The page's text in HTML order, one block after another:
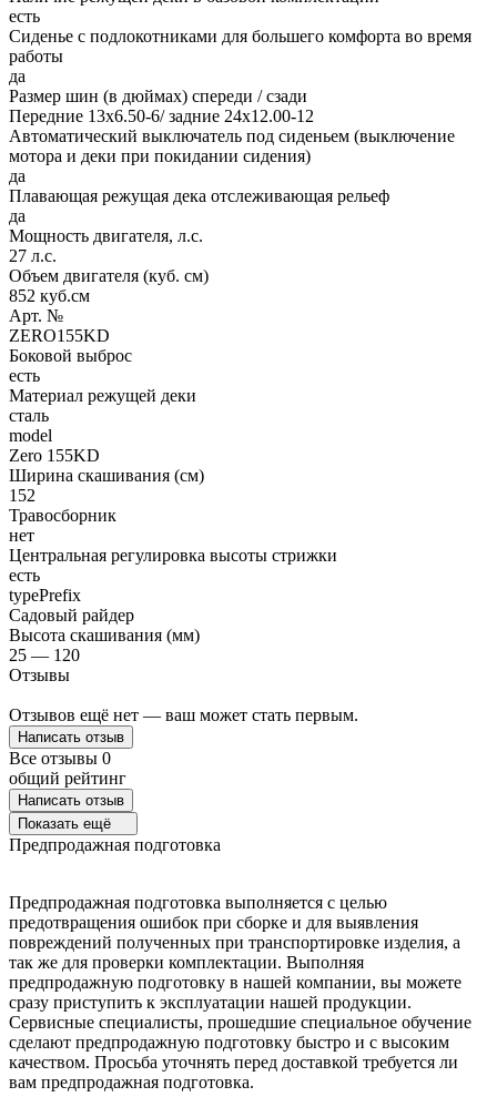
есть
Сиденье с подлокотниками для большего комфорта во время
работы
да
Размер шин (в дюймах) спереди / сзади
Передние 13х6.50-6/ задние 24х12.00-12
Автоматический выключатель под сиденьем (выключение
мотора и деки при покидании сидения)
да
Плавающая режущая дека отслеживающая рельеф
да
Мощность двигателя, л.с.
27 л.с.
Объем двигателя (куб. см)
852 куб.см
Арт. №
ZERO155KD
Боковой выброс
есть
Материал режущей деки
сталь
model
Zero 155KD
Ширина скашивания (см)
152
Травосборник
нет
Центральная регулировка высоты стрижки
есть
typePrefix
Садовый райдер
Высота скашивания (мм)
25 — 120
Отзывы
Отзывов ещё нет — ваш может стать первым.
Написать отзыв
Все отзывы 0
общий рейтинг
Написать отзыв
Показать ещё
Предпродажная подготовка
Предпродажная подготовка выполняется с целью
предотвращения ошибок при сборке и для выявления
повреждений полученных при транспортировке изделия, а
так же для проверки комплектации. Выполняя
предпродажную подготовку в нашей компании, вы можете
сразу приступить к эксплуатации нашей продукции.
Сервисные специалисты, прошедшие специальное обучение
сделают предпродажную подготовку быстро и с высоким
качеством. Просьба уточнять перед доставкой требуется ли
вам предпродажная подготовка.